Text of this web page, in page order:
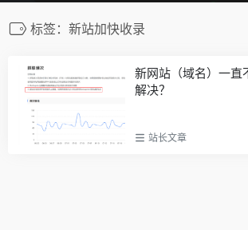
标签：新站加快收录
新网站（域名）一直
解决？
站长文章